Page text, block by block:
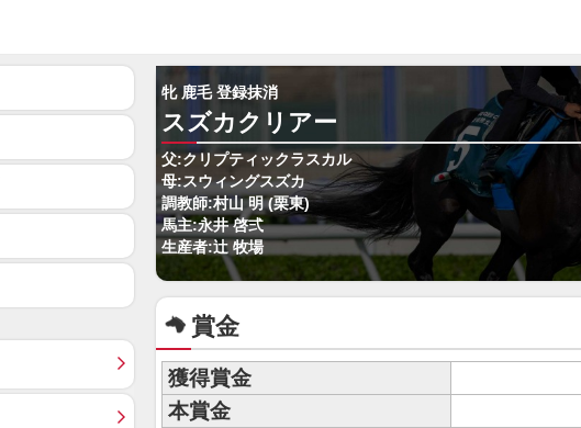
牝 鹿毛 登録抹消
スズカクリアー
父:クリプティックラスカル
母:スウィングスズカ
調教師:村山 明 (栗東)
馬主:永井 啓弍
生産者:辻 牧場
賞金
獲得賞金
本賞金